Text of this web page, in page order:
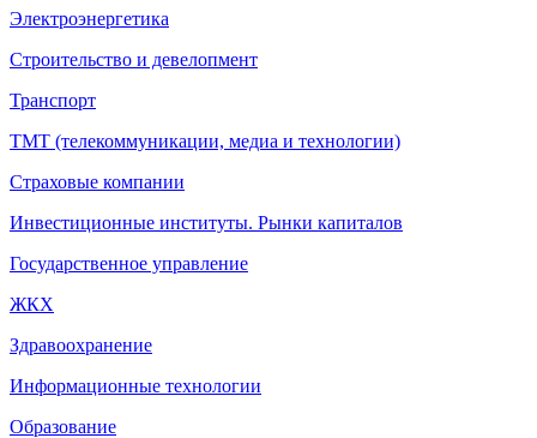
Электроэнергетика
Строительство и девелопмент
Транспорт
ТМТ (телекоммуникации, медиа и технологии)
Страховые компании
Инвестиционные институты. Рынки капиталов
Государственное управление
ЖКХ
Здравоохранение
Информационные технологии
Образование